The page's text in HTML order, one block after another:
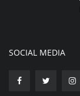
SOCIAL MEDIA